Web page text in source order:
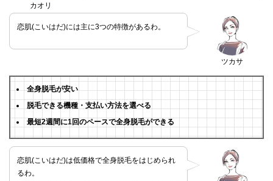
カオリ
ツカサ
恋肌(こいはだ)には主に3つの特徴があるわ。
全身脱毛が安い
脱毛できる機種・支払い方法を選べる
最短2週間に1回のペースで全身脱毛ができる
恋肌(こいはだ)は低価格で全身脱毛をはじめられ
るわ。